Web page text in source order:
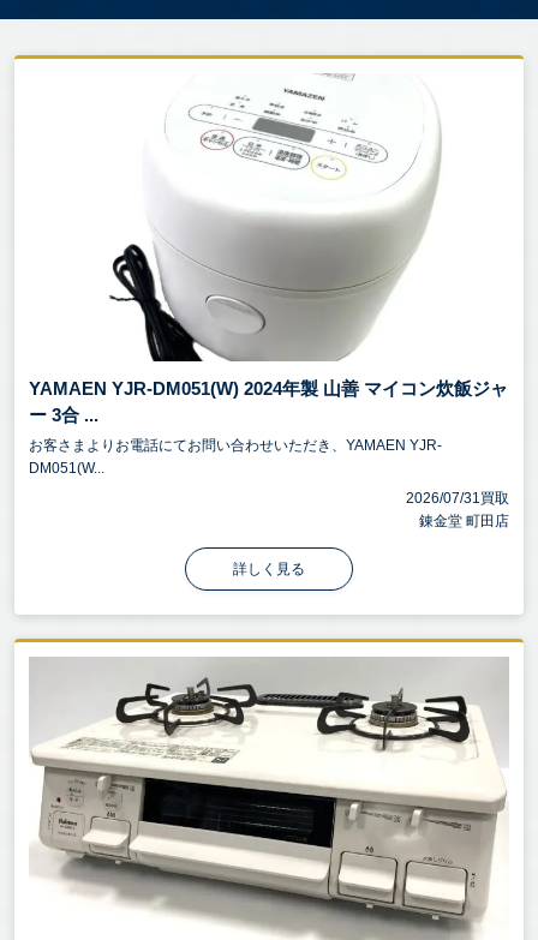
YAMAEN YJR-DM051(W) 2024年製 山善 マイコン炊飯ジャ
ー 3合 ...
お客さまよりお電話にてお問い合わせいただき、YAMAEN YJR-
DM051(W...
2026/07/31買取
錬金堂 町田店
詳しく見る